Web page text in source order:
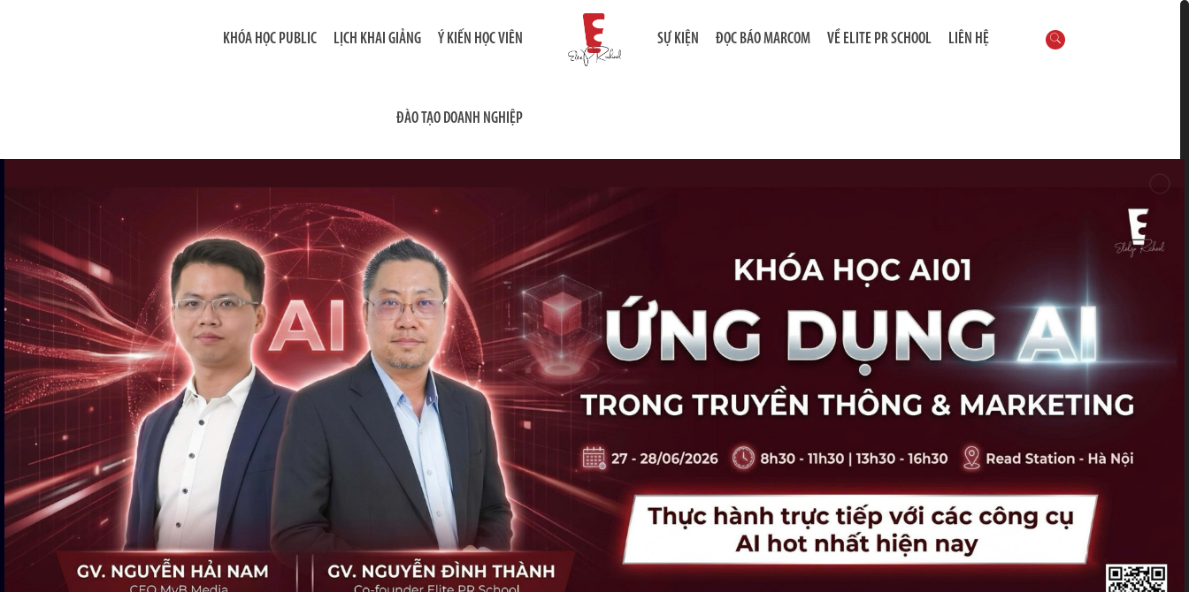
KHÓA HỌC PUBLIC LỊCH KHAI GIẢNG Ý KIẾN HỌC VIÊN
ĐÀO TẠO DOANH NGHIỆP
SỰ KIỆN ĐỌC BÁO MARCOM VỀ ELITE PR SCHOOL LIÊN HỆ